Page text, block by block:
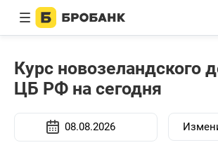
Курс новозеландского
ЦБ РФ на сегодня